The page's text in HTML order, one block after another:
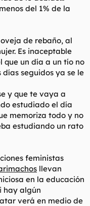
del 1% de la
de rebaño, al
Es inaceptable
que un día a un tío no
seguidos ya se le
y que te vaya a
estudiado el día
memoriza todo y no
estudiando un rato
feministas
llevan
en la educación
hay algún
verá en medio de